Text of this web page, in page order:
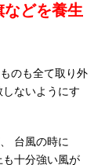
どを養生
のも全て取り外
ないようにす
台風の時に
も十分強い風が